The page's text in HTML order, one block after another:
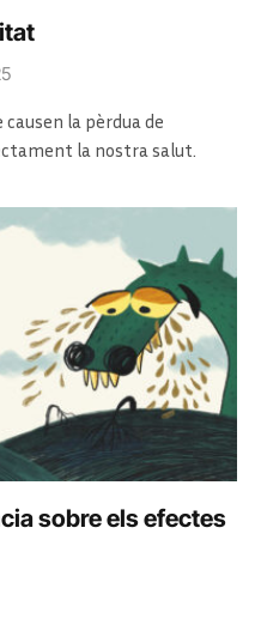
la pèrdua de
la nostra salut.
sobre els efectes